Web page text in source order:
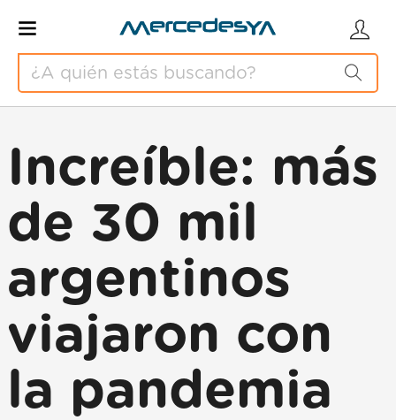
Increíble: más
de 30 mil
argentinos
viajaron con
la pandemia